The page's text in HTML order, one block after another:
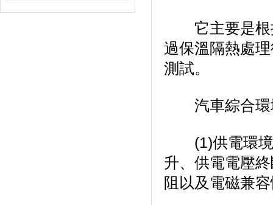
它主要是根據
過保溫隔熱處理
測試。
汽車綜合環境
(1)供電環境試驗
升、供電電壓終
阻以及電磁兼